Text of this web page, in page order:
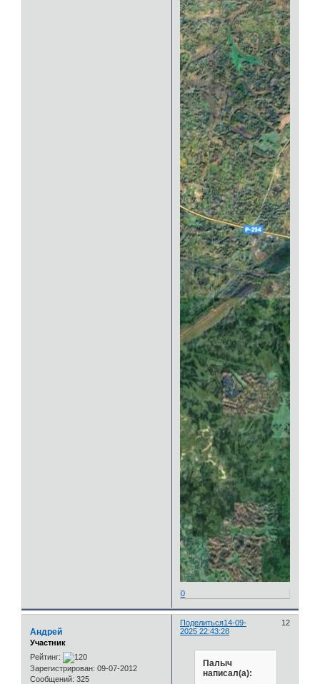
0
Поделиться 12
14-09-
2025 22:43:28
Андрей
Участник
Рейтинг:
Зарегистрирован: 09-07-2012
Сообщений: 325
Палыч
написал(а):